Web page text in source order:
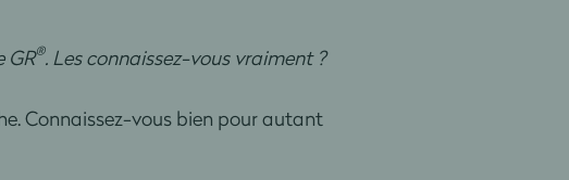
GR®. Les connaissez-vous vraiment ?
Connaissez-vous bien pour autant